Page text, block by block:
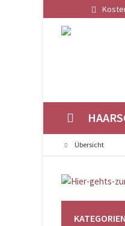
Übersicht
KATEGORIEN